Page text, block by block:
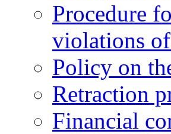
Procedure
violations
Policy on
Retraction
Financial